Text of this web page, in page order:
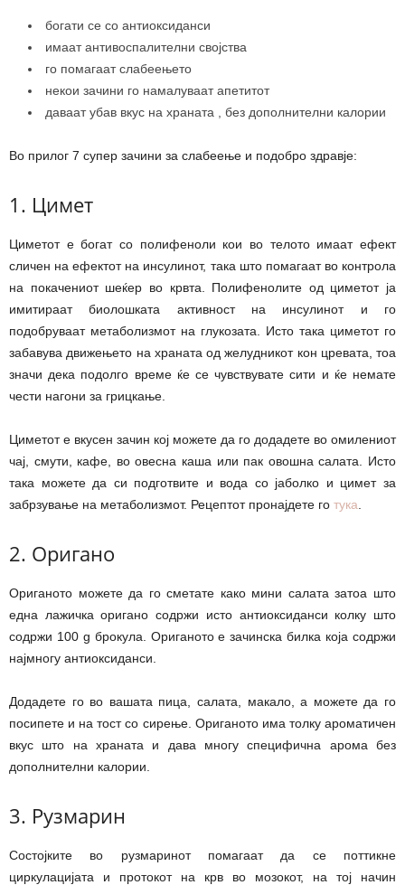
богати се со антиоксиданси
имаат антивоспалителни својства
го помагаат слабеењето
некои зачини го намалуваат апетитот
даваат убав вкус на храната , без дополнителни калории
Во прилог 7 супер зачини за слабеење и подобро здравје:
1. Цимет
Циметот е богат со полифеноли кои во телото имаат ефект
сличен на ефектот на инсулинот, така што помагаат во контрола
на покачениот шеќер во крвта. Полифенолите од циметот ја
имитираат биолошката активност на инсулинот и го
подобруваат метаболизмот на глукозата. Исто така циметот го
забавува движењето на храната од желудникот кон цревата, тоа
значи дека подолго време ќе се чувствувате сити и ќе немате
чести нагони за грицкање.
Циметот е вкусен зачин кој можете да го додадете во омилениот
чај, смути, кафе, во овесна каша или пак овошна салата. Исто
така можете да си подготвите и вода со јаболко и цимет за
забрзување на метаболизмот. Рецептот пронајдете го тука
2. Оригано
Ориганото можете да го сметате како мини салата затоа што
една лажичка оригано содржи исто антиоксиданси колку што
содржи 100 g брокула. Ориганото е зачинска билка која содржи
најмногу антиоксиданси.
Додадете го во вашата пица, салата, макало, а можете да го
посипете и на тост со сирење. Ориганото има толку ароматичен
вкус што на храната и дава многу специфична арома без
дополнителни калории.
3. Рузмарин
Состојките во рузмаринот помагаат да се поттикне
циркулацијата и протокот на крв во мозокот, на тој начин